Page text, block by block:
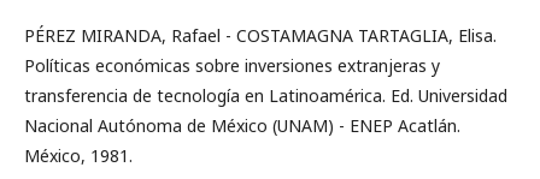
PÉREZ MIRANDA, Rafael - COSTAMAGNA TARTAGLIA, Elisa.
Políticas económicas sobre inversiones extranjeras y
transferencia de tecnología en Latinoamérica. Ed. Universidad
Nacional Autónoma de México (UNAM) - ENEP Acatlán.
México, 1981.